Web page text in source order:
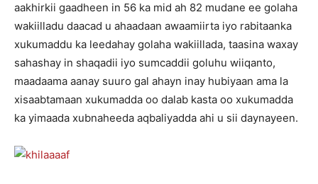
aakhirkii gaadheen in 56 ka mid ah 82 mudane ee golaha
wakiilladu daacad u ahaadaan awaamiirta iyo rabitaanka
xukumaddu ka leedahay golaha wakiillada, taasina waxay
sahashay in shaqadii iyo sumcaddii goluhu wiiqanto,
maadaama aanay suuro gal ahayn inay hubiyaan ama la
xisaabtamaan xukumadda oo dalab kasta oo xukumadda
ka yimaada xubnaheeda aqbaliyadda ahi u sii daynayeen.